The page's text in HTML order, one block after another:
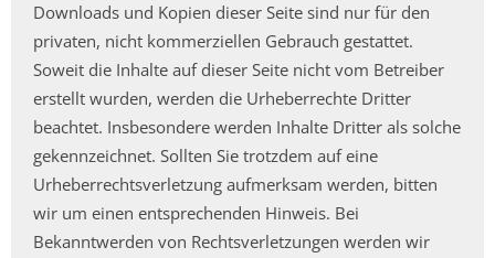
Downloads und Kopien dieser Seite sind nur für den
privaten, nicht kommerziellen Gebrauch gestattet.
Soweit die Inhalte auf dieser Seite nicht vom Betreiber
erstellt wurden, werden die Urheberrechte Dritter
beachtet. Insbesondere werden Inhalte Dritter als solche
gekennzeichnet. Sollten Sie trotzdem auf eine
Urheberrechtsverletzung aufmerksam werden, bitten
wir um einen entsprechenden Hinweis. Bei
Bekanntwerden von Rechtsverletzungen werden wir